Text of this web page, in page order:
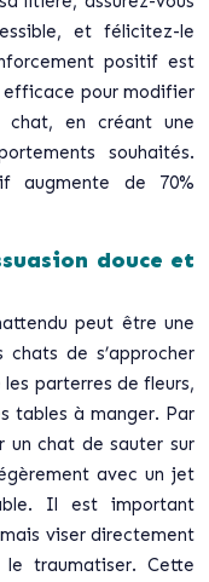
et félicitez-le
positif est
efficace pour modifier
chat, en créant une
souhaités.
augmente de 70%
douce et
peut être une
de s’approcher
parterres de fleurs,
tables à manger. Par
un chat de sauter sur
avec un jet
Il est important
viser directement
traumatiser. Cette